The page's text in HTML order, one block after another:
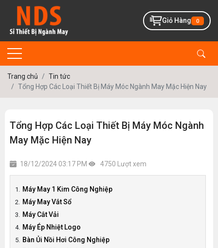
Giỏ Hàng 0
Trang chủ
Tin tức
Tổng Hợp Các Loại Thiết Bị Máy Móc Ngành May Mặc Hiện Nay
Tổng Hợp Các Loại Thiết Bị Máy Móc Ngành
May Mặc Hiện Nay
18/12/2024 03:17 PM 4750 Lượt xem
Máy May 1 Kim Công Nghiệp
Máy May Vắt Sổ
Máy Cắt Vải
Máy Ép Nhiệt Logo
Bàn Ủi Nồi Hơi Công Nghiệp